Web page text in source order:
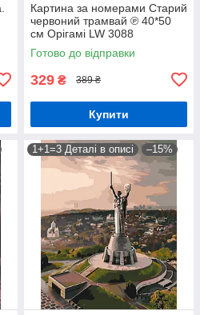
Картина за номерами Старий
червоний трамвай ℗ 40*50
см Орігамі LW 3088
Готово до відправки
329 ₴ 389 ₴
Купити
1+1=3 Деталі в описі –15%